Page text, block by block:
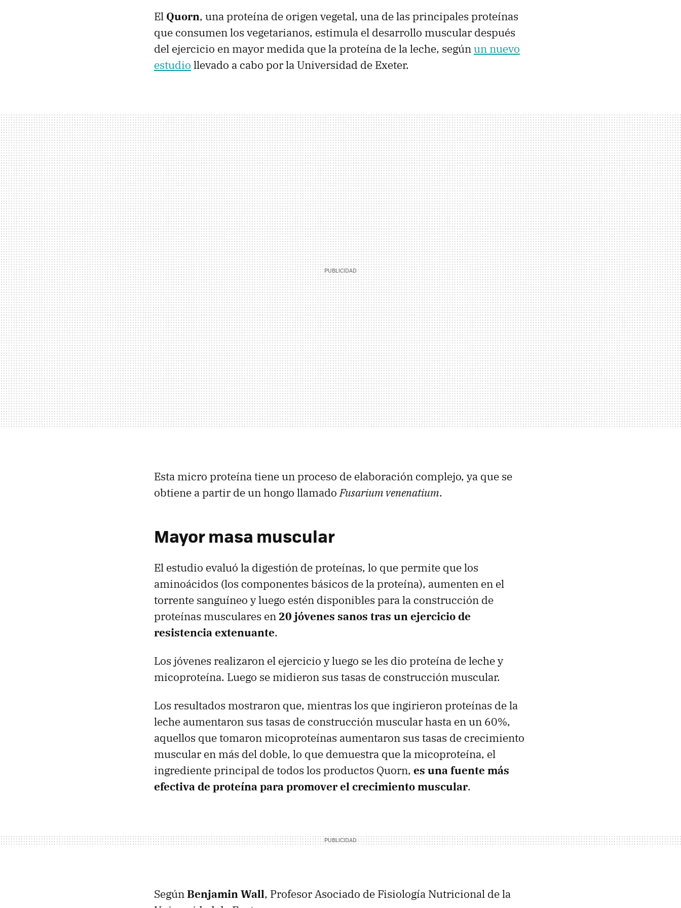
El Quorn, una proteína de origen vegetal, una de las principales proteínas
que consumen los vegetarianos, estimula el desarrollo muscular después
del ejercicio en mayor medida que la proteína de la leche, segúnun nuevo
estudio llevado a cabo por la Universidad de Exeter.
Esta micro proteína tiene un proceso de elaboración complejo, ya que se
obtiene a partir de un hongo llamadoFusarium venenatium.
Mayor masa muscular
El estudio evaluó la digestión de proteínas, lo que permite que los
aminoácidos (los componentes básicos de la proteína), aumenten en el
torrente sanguíneo y luego estén disponibles para la construcción de
proteínas musculares en20 jóvenes sanos tras un ejercicio de
resistencia extenuante.
Los jóvenes realizaron el ejercicio y luego se les dio proteína de leche y
micoproteína. Luego se midieron sus tasas de construcción muscular.
Los resultados mostraron que, mientras los que ingirieron proteínas de la
leche aumentaron sus tasas de construcción muscular hasta en un 60%,
aquellos que tomaron micoproteínas aumentaron sus tasas de crecimiento
muscular en más del doble, lo que demuestra que la micoproteína, el
ingrediente principal de todos los productos Quorn, es una fuente más
efectiva de proteína para promover el crecimiento muscular.
SegúnBenjamin Wall, Profesor Asociado de Fisiología Nutricional de la